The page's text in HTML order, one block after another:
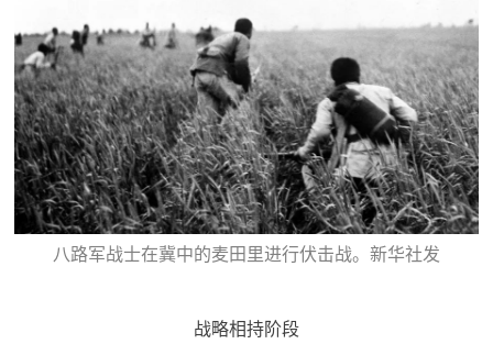
八路军战士在冀中的麦田里进行伏击战。新华社发
战略相持阶段